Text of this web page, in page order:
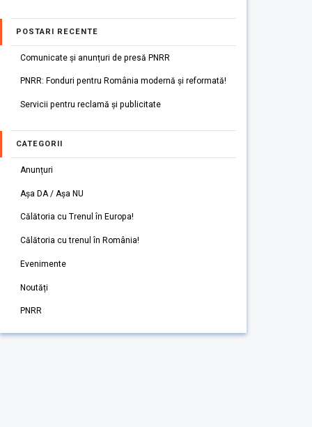
POSTARI RECENTE
Comunicate și anunțuri de presă PNRR
PNRR: Fonduri pentru România modernă și reformată!
Servicii pentru reclamă și publicitate
CATEGORII
Anunțuri
Așa DA / Așa NU
Călătoria cu Trenul în Europa!
Călătoria cu trenul în România!
Evenimente
Noutăți
PNRR